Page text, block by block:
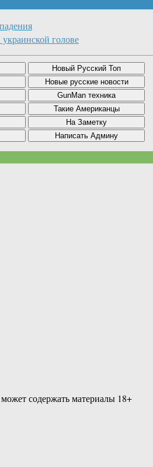
голове
содержать материалы 18+